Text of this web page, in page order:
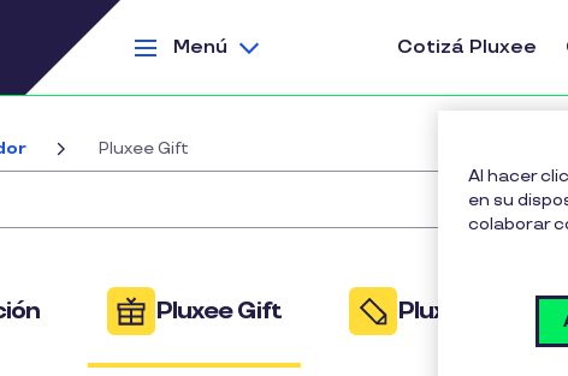
Menú
Cotizá Pluxee
Pluxee Gift
Pluxee Gift Pluxee
Al hacer
en su
colaborar